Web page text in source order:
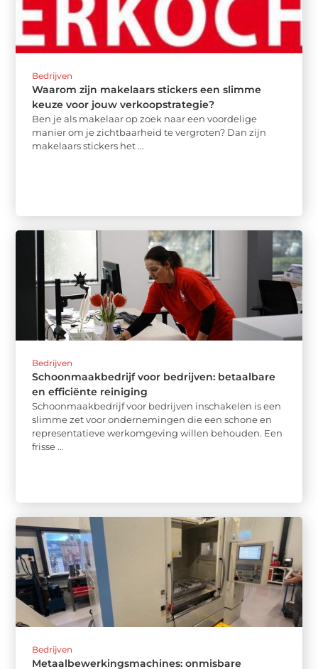
Bedrijven
Waarom zijn makelaars stickers een slimme
keuze voor jouw verkoopstrategie?
Ben je als makelaar op zoek naar een voordelige
manier om je zichtbaarheid te vergroten? Dan zijn
makelaars stickers het ...
Bedrijven
Schoonmaakbedrijf voor bedrijven: betaalbare
en efficiënte reiniging
Schoonmaakbedrijf voor bedrijven inschakelen is een
slimme zet voor ondernemingen die een schone en
representatieve werkomgeving willen behouden. Een
frisse ...
Bedrijven
Metaalbewerkingsmachines: onmisbare